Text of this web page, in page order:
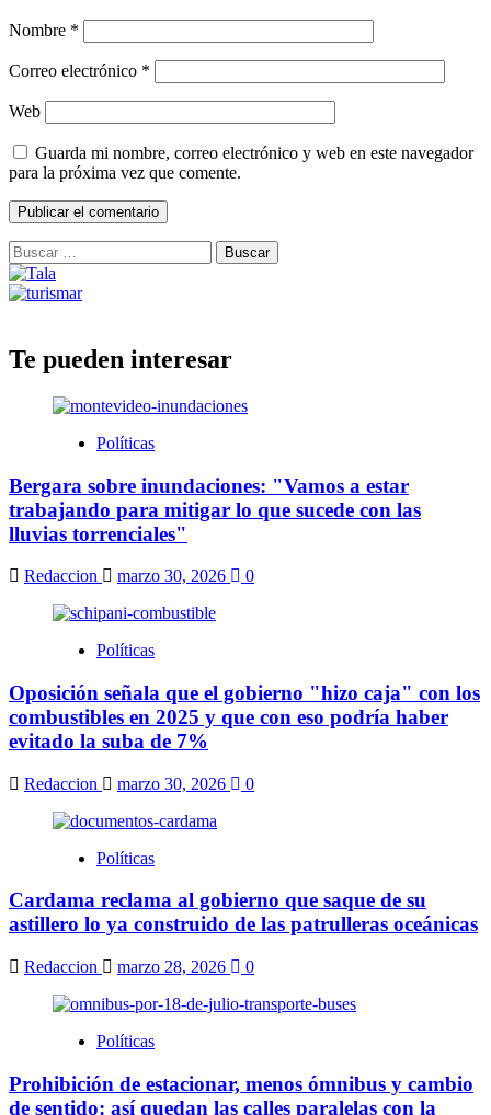
Nombre *
Correo electrónico *
Web
Guarda mi nombre, correo electrónico y web en este navegador
para la próxima vez que comente.
Buscar:
Te pueden interesar
Políticas
Bergara sobre inundaciones: "Vamos a estar
trabajando para mitigar lo que sucede con las
lluvias torrenciales"
Redaccion marzo 30, 2026 0
Políticas
Oposición señala que el gobierno "hizo caja" con los
combustibles en 2025 y que con eso podría haber
evitado la suba de 7%
Redaccion marzo 30, 2026 0
Políticas
Cardama reclama al gobierno que saque de su
astillero lo ya construido de las patrulleras oceánicas
Redaccion marzo 28, 2026 0
Políticas
Prohibición de estacionar, menos ómnibus y cambio
de sentido: así quedan las calles paralelas con la